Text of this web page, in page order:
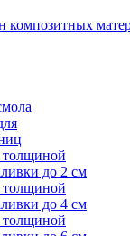
до 2 см
до 4 см